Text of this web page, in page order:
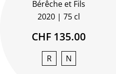
Bérêche et Fils
2020
75 cl
CHF 135.00
R N